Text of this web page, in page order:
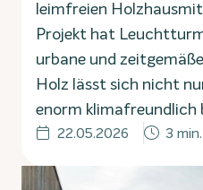
leimfreien
Projekt hat
urbane und
Holz lässt sich nicht
enorm klimafreundlich
22.05.2026 3 min.